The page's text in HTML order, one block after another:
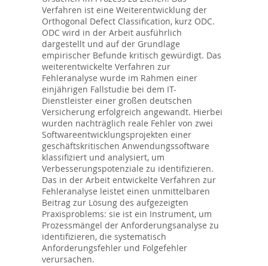
Verfahren ist eine Weiterentwicklung der
Orthogonal Defect Classification, kurz ODC.
ODC wird in der Arbeit ausführlich
dargestellt und auf der Grundlage
empirischer Befunde kritisch gewürdigt. Das
weiterentwickelte Verfahren zur
Fehleranalyse wurde im Rahmen einer
einjährigen Fallstudie bei dem IT-
Dienstleister einer großen deutschen
Versicherung erfolgreich angewandt. Hierbei
wurden nachträglich reale Fehler von zwei
Softwareentwicklungsprojekten einer
geschäftskritischen Anwendungssoftware
klassifiziert und analysiert, um
Verbesserungspotenziale zu identifizieren.
Das in der Arbeit entwickelte Verfahren zur
Fehleranalyse leistet einen unmittelbaren
Beitrag zur Lösung des aufgezeigten
Praxisproblems: sie ist ein Instrument, um
Prozessmängel der Anforderungsanalyse zu
identifizieren, die systematisch
Anforderungsfehler und Folgefehler
verursachen.